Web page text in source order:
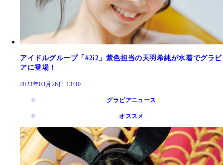
アイドルグループ「#2i2」紫色担当の天羽希純が水着でグラビ
アに登場！
2023年03月26日 13:30
グラビアニュース
オススメ